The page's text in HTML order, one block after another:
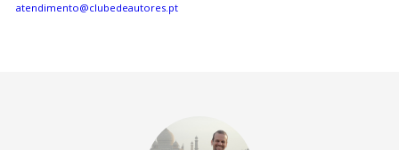
atendimento@clubedeautores.pt